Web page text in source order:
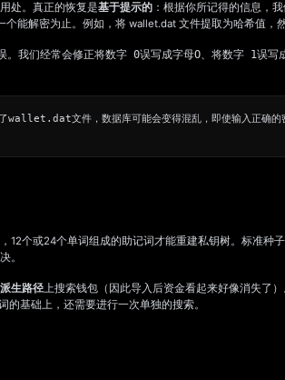
处。真正的恢复是基于提示的 ：根据你所记得的信息，
能解密为止。例如，将 wallet.dat 文件提取为哈希值，
。我们经常会修正将数字 0误写成字母O、将数字 1误写
wallet.dat文件，数据库可能会变得混乱，即使输入正确
12个或24个单词组成的助记词才能重建私钥树。标准
。
派生路径上搜索钱包（因此导入后资金看起来好像消失了
基础上，还需要进行一次单独的搜索。